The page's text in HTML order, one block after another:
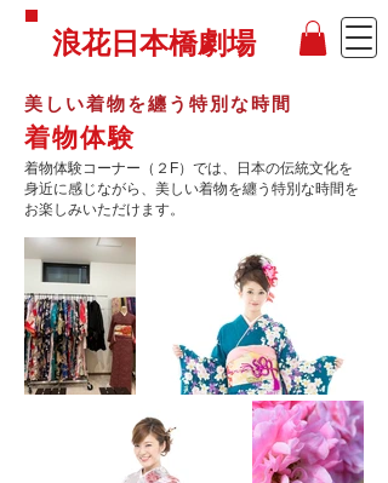
浪花日本橋劇場
美しい着物を纏う特別な時間
着物体験
着物体験コーナー（２F）では、日本の伝統文化を
身近に感じながら、美しい着物を纏う特別な時間を
お楽しみいただけます。